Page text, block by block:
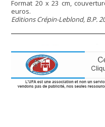
Format 20 x 23 cm,
euros.
Editions Crépin-Leblond, B.P.